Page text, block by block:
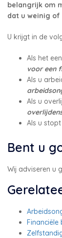
belangrijk om
dat u weinig
U krijgt in de
Als het
voor een
Als u
Als u
Als u
Bent u
Wij adviseren u
Financiële